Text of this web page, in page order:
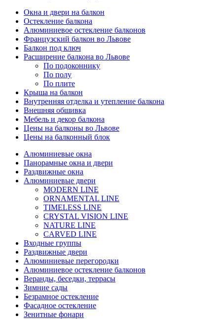
Окна и двери на балкон
Остекление балкона
Алюминиевое остекление балконов
Французский балкон во Львове
Балкон под ключ
Расширение балкона во Львове
По подоконнику
По полу
По плите
Крыша на балкон
Внутренняя отделка и утепление балкона
Внешняя обшивка
Мебель и декор балкона
Цены на балконы во Львове
Цены на балконный блок
Алюминиевые окна
Панорамные окна и двери
Раздвижные окна
Алюминиевые двери
MODERN LINE
ORNAMENTAL LINE
TIMELESS LINE
CRYSTAL VISION LINE
NATURE LINE
CARVED LINE
Входные группы
Раздвижные двери
Алюминиевые перегородки
Алюминиевое остекление балконов
Веранды, беседки, террасы
Зимние сады
Безрамное остекление
Фасадное остекление
Зенитные фонари